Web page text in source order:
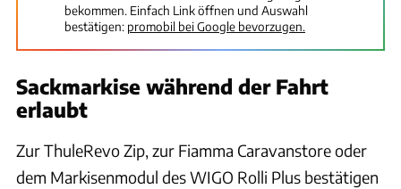
bekommen. Einfach Link öffnen und Auswahl
bestätigen: promobil bei Google bevorzugen.
Sackmarkise während der Fahrt
erlaubt
Zur ThuleRevo Zip, zur Fiamma Caravanstore oder
dem Markisenmodul des WIGO Rolli Plus bestätigen